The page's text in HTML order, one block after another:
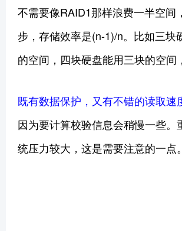
不需要像RAID1那样浪费一半空间
步，存储效率是(n-1)/n。比如三块
的空间，四块硬盘能用三块的空间
既有数据保护，又有不错的读取速
因为要计算校验信息会稍慢一些。
统压力较大，这是需要注意的一点。